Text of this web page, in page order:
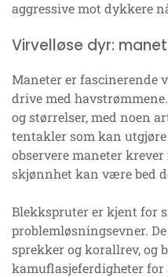
aggressive mot dykkere
Virvelløse dyr:
Maneter er fascinerende
drive med
og størrelser, med noen
tentakler som kan
observere maneter
skjønnhet kan være bed
Blekkspruter er kjent for
problemløsningsevner.
sprekker og korallrev, og
kamuflasjeferdigheter for